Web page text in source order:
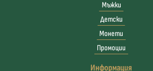
Мъжки
Детски
Монети
Промоции
Информация